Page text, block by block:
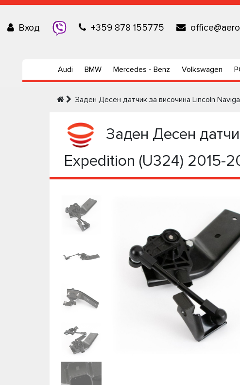
Вход +359 878 155775
Audi BMW Mercedes - Benz Volkswagen
Заден Десен датчик за височина Lincoln
Заден Десен
Expedition (U324) 2015-